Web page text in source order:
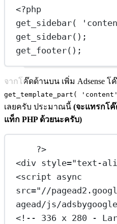
<?php
get_sidebar(
get_sidebar();
get_footer();
จากโค๊ดด้านบน เพิ่ม Adsense โ
get_template_part(
เลยครับ ประมาณนี้ (จะแทรกโ
แท็ก PHP ด้วยนะครับ)
?>
<div style="text-
<script async
src="//
agead/js/
<!--
336 x 280 -